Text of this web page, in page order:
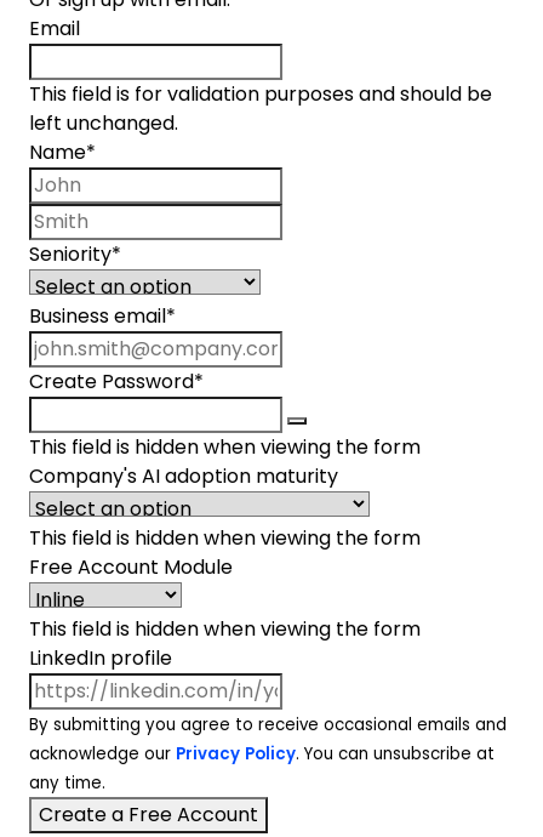
Email
This field is for validation purposes and should be
left unchanged.
Name*
Seniority*
Business email *
Create Password*
This field is hidden when viewing the form
Company's AI adoption maturity
This field is hidden when viewing the form
Free Account Module
This field is hidden when viewing the form
LinkedIn profile
By submitting you agree to receive occasional emails and
acknowledge our Privacy Policy. You can unsubscribe at
any time.